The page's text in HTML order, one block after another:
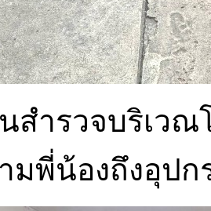
สำรวจบริเวณ
มพี่น้องถึงอุป